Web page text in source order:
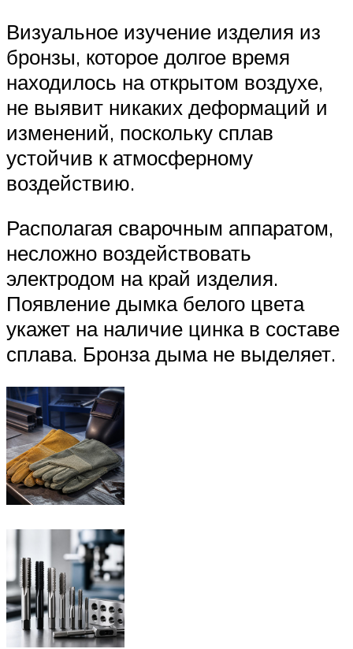
Визуальное изучение изделия из
бронзы, которое долгое время
находилось на открытом воздухе,
не выявит никаких деформаций и
изменений, поскольку сплав
устойчив к атмосферному
воздействию.
Располагая сварочным аппаратом,
несложно воздействовать
электродом на край изделия.
Появление дымка белого цвета
укажет на наличие цинка в составе
сплава. Бронза дыма не выделяет.